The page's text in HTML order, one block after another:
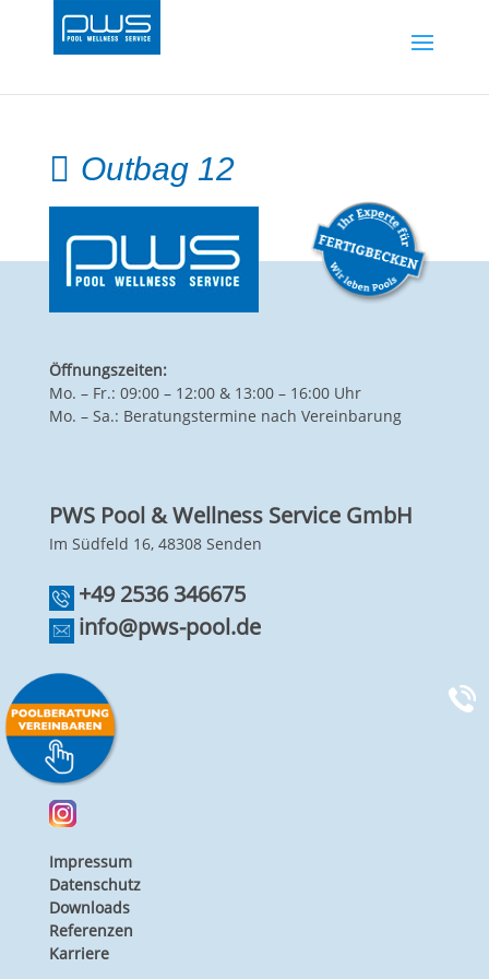
Outbag 12
Öffnungszeiten:
Mo. – Fr.: 09:00 – 12:00 & 13:00 – 16:00 Uhr
Mo. – Sa.: Beratungstermine nach Vereinbarung
PWS Pool & Wellness Service GmbH
Im Südfeld 16, 48308 Senden
+49 2536 346675
info@pws-pool.de
Impressum
Datenschutz
Downloads
Referenzen
Karriere